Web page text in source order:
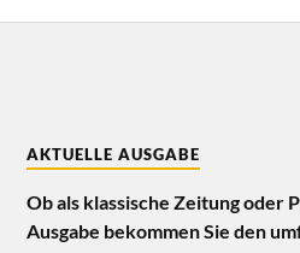
AKTUELLE AUSGABE
Ob als klassische Zeitung oder
Ausgabe bekommen Sie den